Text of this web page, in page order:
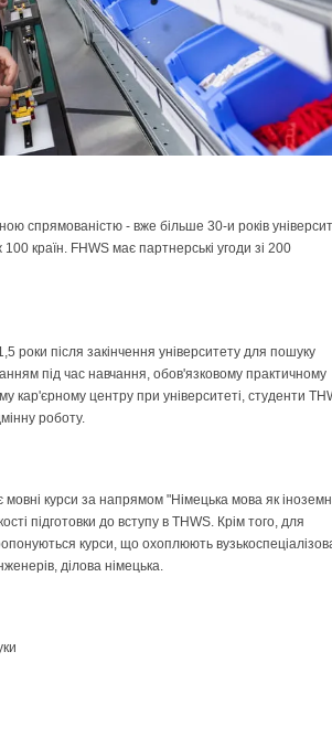
спрямованістю - вже більше 30-и років
країн. FHWS має партнерські угоди зі 200
роки після закінчення університету для пошуку
під час навчання, обов'язковому практичному
кар'єрному центру при університеті, студенти
роботу.
мовні курси за напрямом "Німецька мова як
підготовки до вступу в THWS. Крім того, для
курси, що охоплюють
ділова німецька.